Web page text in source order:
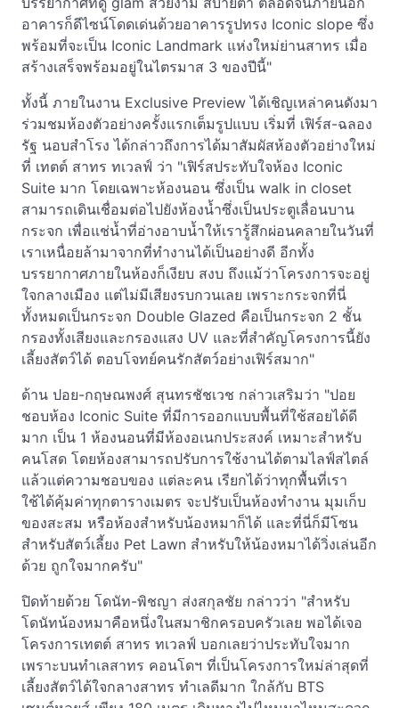
อาคารก็ดีไซน์โดดเด่นด้วยอาคารรูปทรง Iconic slope ซึ่ง
พร้อมที่จะเป็น Iconic Landmark แห่งใหม่ย่านสาทร เมื่อ
สร้างเสร็จพร้อมอยู่ในไตรมาส 3 ของปีนี้"
ทั้งนี้ ภายในงาน Exclusive Preview ได้เชิญเหล่าคนดังมา
ร่วมชมห้องตัวอย่างครั้งแรกเต็มรูปแบบ เริ่มที่ เฟิร์ส-ฉลอง
รัฐ นอบสำโรง ได้กล่าวถึงการได้มาสัมผัสห้องตัวอย่างใหม่
ที่ เทตต์ สาทร ทเวลฟ์ ว่า "เฟิร์สประทับใจห้อง Iconic
Suite มาก โดยเฉพาะห้องนอน ซึ่งเป็น walk in closet
สามารถเดินเชื่อมต่อไปยังห้องน้ำซึ่งเป็นประตูเลื่อนบาน
กระจก เพื่อแช่น้ำที่อ่างอาบน้ำให้เรารู้สึกผ่อนคลายในวันที่
เราเหนื่อยล้ามาจากที่ทำงานได้เป็นอย่างดี อีกทั้ง
บรรยากาศภายในห้องก็เงียบ สงบ ถึงแม้ว่าโครงการจะอยู่
ใจกลางเมือง แต่ไม่มีเสียงรบกวนเลย เพราะกระจกที่นี่
ทั้งหมดเป็นกระจก Double Glazed คือเป็นกระจก 2 ชั้น
กรองทั้งเสียงและกรองแสง UV และที่สำคัญโครงการนี้ยัง
เลี้ยงสัตว์ได้ ตอบโจทย์คนรักสัตว์อย่างเฟิร์สมาก"
ด้าน ปอย-กฤษณพงศ์ สุนทรชัชเวช กล่าวเสริมว่า "ปอย
ชอบห้อง Iconic Suite ที่มีการออกแบบพื้นที่ใช้สอยได้ดี
มาก เป็น 1 ห้องนอนที่มีห้องอเนกประสงค์ เหมาะสำหรับ
คนโสด โดยห้องสามารถปรับการใช้งานได้ตามไลฟ์สไตล์
แล้วแต่ความชอบของ แต่ละคน เรียกได้ว่าทุกพื้นที่เรา
ใช้ได้คุ้มค่าทุกตารางเมตร จะปรับเป็นห้องทำงาน มุมเก็บ
ของสะสม หรือห้องสำหรับน้องหมาก็ได้ และที่นี่ก็มีโซน
สำหรับสัตว์เลี้ยง Pet Lawn สำหรับให้น้องหมาได้วิ่งเล่นอีก
ด้วย ถูกใจมากครับ"
ปิดท้ายด้วย โดนัท-พิชญา ส่งสกุลชัย กล่าวว่า "สำหรับ
โดนัทน้องหมาคือหนึ่งในสมาชิกครอบครัวเลย พอได้เจอ
โครงการเทตต์ สาทร ทเวลฟ์ บอกเลยว่าประทับใจมาก
เพราะบนทำเลสาทร คอนโดฯ ที่เป็นโครงการใหม่ล่าสุดที่
เลี้ยงสัตว์ได้ใจกลางสาทร ทำเลดีมาก ใกล้กับ BTS